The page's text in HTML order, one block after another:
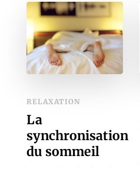
RELAXATION
La
synchronisation
du sommeil